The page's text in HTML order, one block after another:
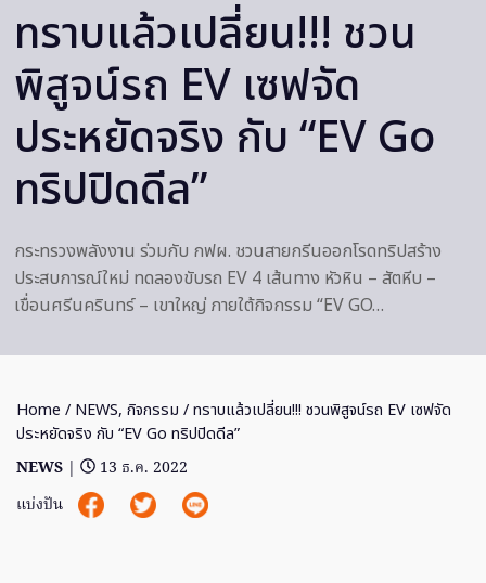
ทราบแล้วเปลี่ยน!!! ชวน
พิสูจน์รถ EV เซฟจัด
ประหยัดจริง กับ “EV Go
ทริปปิดดีล”
กระทรวงพลังงาน ร่วมกับ กฟผ. ชวนสายกรีนออกโรดทริปสร้าง
ประสบการณ์ใหม่ ทดลองขับรถ EV 4 เส้นทาง หัวหิน – สัตหีบ –
เขื่อนศรีนครินทร์ – เขาใหญ่ ภายใต้กิจกรรม “EV GO…
Home / NEWS, กิจกรรม / ทราบแล้วเปลี่ยน!!! ชวนพิสูจน์รถ EV เซฟจัด
ประหยัดจริง กับ “EV Go ทริปปิดดีล”
NEWS |
13 ธ.ค. 2022
แบ่งปัน